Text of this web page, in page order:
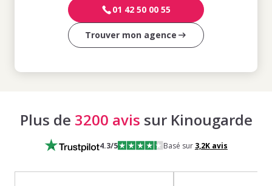
01 42 50 00 55
Trouver mon agence
Plus de 3200 avis sur Kinougarde
4.3/5 Basé sur 3,2Kavis